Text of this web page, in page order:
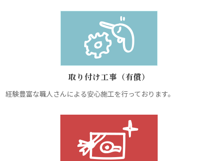
取り付け工事（有償）
経験豊富な職人さんによる安心施工を行っております。